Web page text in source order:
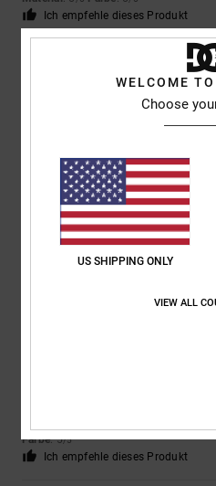
Ich empfehle dieses Produkt
5/
Sébastien8. Februar 2026
Vraiment très confortable
Komfort: 5/5 Preis-Leistungs-
Material: 5/5 Farbe: 5/5
Ich empfehle dieses Produkt
Farbe: 5/5
Ich empfehle dieses Produkt
WELCOME
Choose
US SHIPPING ONLY
VIEW ALL